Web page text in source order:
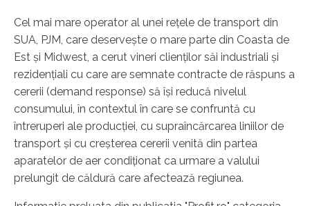
Cel mai mare operator al unei rețele de transport din
SUA, PJM, care deservește o mare parte din Coasta de
Est și Midwest, a cerut vineri clienților săi industriali și
rezidențiali cu care are semnate contracte de răspuns a
cererii (demand response) să își reducă nivelul
consumului, în contextul în care se confruntă cu
întreruperi ale producției, cu supraîncărcarea liniilor de
transport și cu creșterea cererii venită din partea
aparatelor de aer condiționat ca urmare a valului
prelungit de căldură care afectează regiunea.